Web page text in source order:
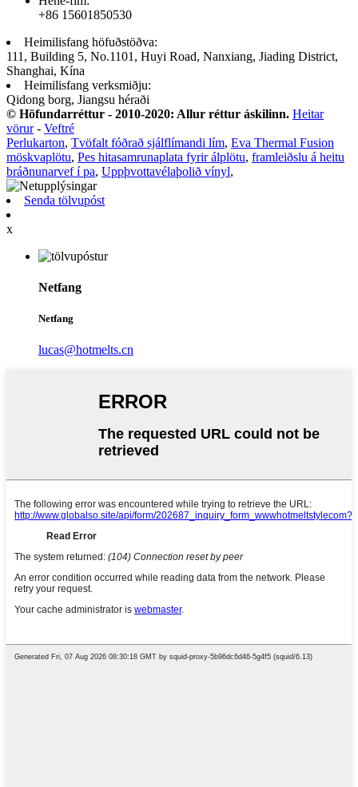
+86 15601850530
Heimilisfang höfuðstöðva:
111, Building 5, No.1101, Huyi Road, Nanxiang, Jiading District,
Shanghai, Kína
Heimilisfang verksmiðju:
Qidong borg, Jiangsu héraði
© Höfundarréttur - 2010-2020: Allur réttur áskilinn. Heitar
vörur- Veftré
Perlukarton, Tvöfalt fóðrað sjálflímandi lím, Eva Thermal Fusion
möskvaplötu, Pes hitasamrunaplata fyrir álplötu, framleiðslu á heitu
bráðnunarvef í pa, Uppþvottavélaþolið vínyl,
Senda tölvupóst
x
Netfang
Netfang
lucas@hotmelts.cn